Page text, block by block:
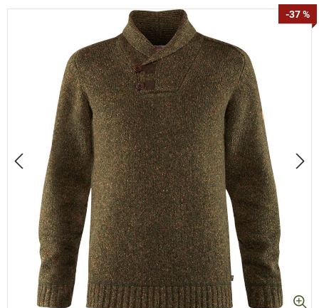
Bildergalerie überspringen -37 %